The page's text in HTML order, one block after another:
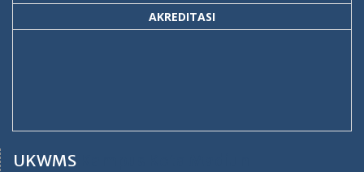
AKREDITASI
UKWMS